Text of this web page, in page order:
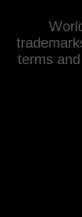
terms